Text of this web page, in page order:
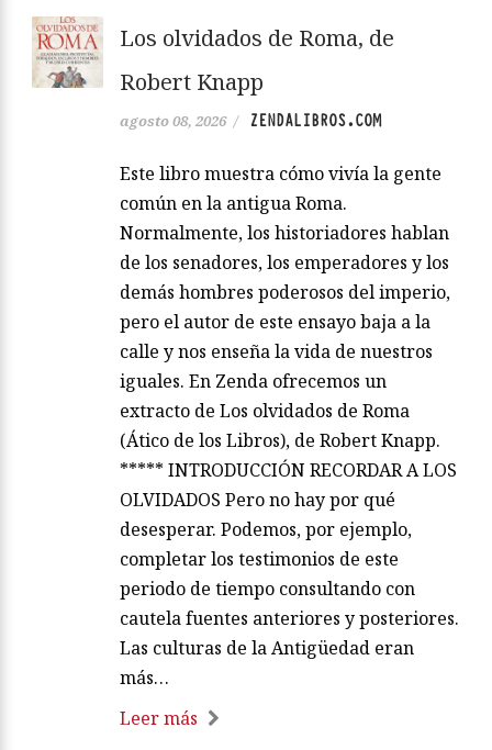
Los olvidados de Roma, de
Robert Knapp
agosto 08, 2026 / ZENDALIBROS.COM
Este libro muestra cómo vivía la gente
común en la antigua Roma.
Normalmente, los historiadores hablan
de los senadores, los emperadores y los
demás hombres poderosos del imperio,
pero el autor de este ensayo baja a la
calle y nos enseña la vida de nuestros
iguales. En Zenda ofrecemos un
extracto de Los olvidados de Roma
(Ático de los Libros), de Robert Knapp.
***** INTRODUCCIÓN RECORDAR A LOS
OLVIDADOS Pero no hay por qué
desesperar. Podemos, por ejemplo,
completar los testimonios de este
periodo de tiempo consultando con
cautela fuentes anteriores y posteriores.
Las culturas de la Antigüedad eran
más…
Leer más